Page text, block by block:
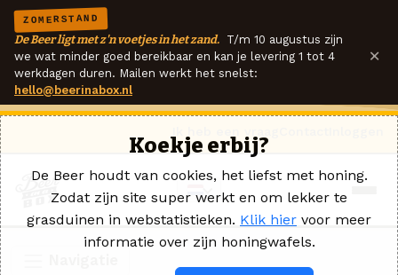
ZOMERSTAND
De Beer ligt met z'n voetjes in het zand. T/m 10 augustus zijn
we wat minder goed bereikbaar en kan je levering 1 tot 4
werkdagen duren. Mailen werkt het snelst:
hello@beerinabox.nl
×
Koekje erbij?
De Beer houdt van cookies, het liefst met honing.
Zodat zijn site super werkt en om lekker te
grasduinen in webstatistieken. Klik hier voor meer
informatie over zijn honingwafels.